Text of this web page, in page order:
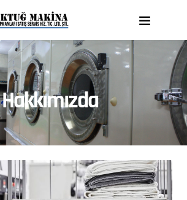
Hakkımızda